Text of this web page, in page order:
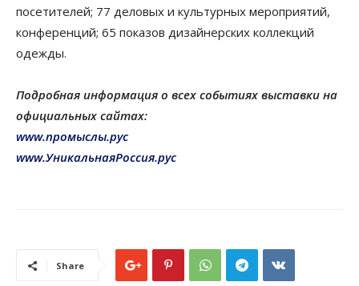
посетителей; 77 деловых и культурных мероприятий,
конференций; 65 показов дизайнерских коллекций
одежды.
Подробная информация о всех событиях выставки на
официальных сайтах:
www.промыслы.рус
www.УникальнаяРоссия.рус
Share